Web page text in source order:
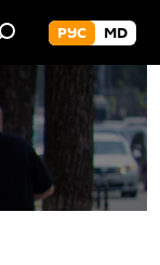
РУС MD